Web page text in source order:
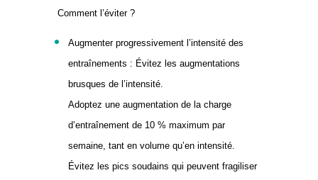
Comment l’éviter ?
Augmenter progressivement l’intensité des
entraînements : Évitez les augmentations
brusques de l’intensité.
Adoptez une augmentation de la charge
d’entraînement de 10 % maximum par
semaine, tant en volume qu’en intensité.
Évitez les pics soudains qui peuvent fragiliser